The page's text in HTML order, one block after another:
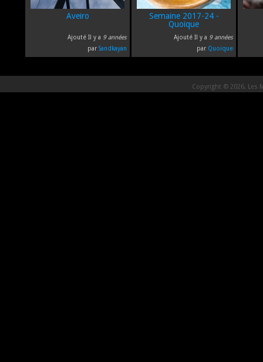
Aveiro
Ajouté Il y a 9 années
par Sandkayan
Semaine 2017-24 -
Quoique
Ajouté Il y a 9 années
par Quoique
Copyright © 2026, Les